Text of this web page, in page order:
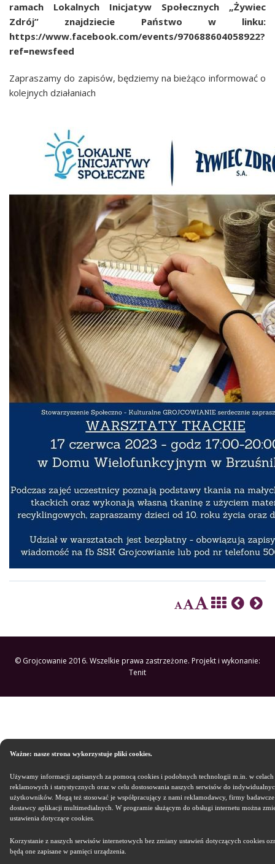
ramach Lokalnych Inicjatyw Społecznych „Żywiec
Zdrój” znajdziecie Państwo w linku:
https://www.facebook.com/events/970688604058922?
ref=newsfeed
Zapraszamy do zapisów, będziemy na bieżąco informować o
kolejnych działaniach
© Grojcowanie 2016. Wszelkie prawa zastrzeżone. Projekt i wykonanie:
Tenit
Ważne: nasze strona wykorzystuje pliki cookies.
Używamy informacji zapisanych za pomocą cookies i podobnych technologii m.in. w celach
reklamowych i statystycznych oraz w celu dostosowania naszych serwisów do
użytkowników. Mogą też stosować je współpracujący z nami reklamodawcy, firmy
dostawcy aplikacji multimedialnych. W programie służącym do obsługi internetu można
ustawienia dotyczące cookies.
Korzystanie z naszych serwisów internetowych bez zmiany ustawień dotyczących cookies
będą one zapisane w pamięci urządzenia.